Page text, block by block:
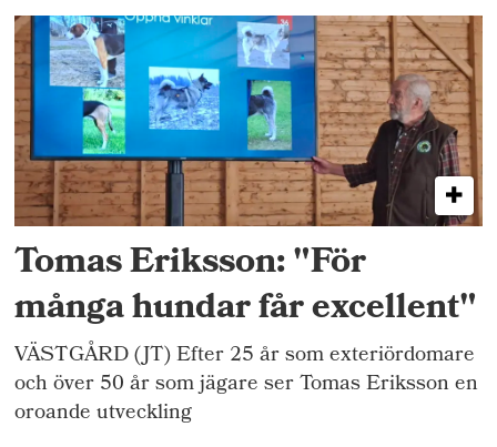
Tomas Eriksson: "För
många hundar får excellent"
VÄSTGÅRD (JT) Efter 25 år som exteriördomare
och över 50 år som jägare ser Tomas Eriksson en
oroande utveckling